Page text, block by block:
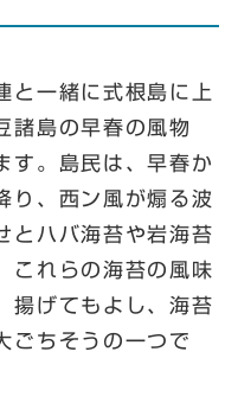
と一緒に式根島に上
諸島の早春の風物
す。島民は、早春か
り、西ン風が煽る波
とハバ海苔や岩海苔
これらの海苔の風味
揚げてもよし、海苔
ごちそうの一つで